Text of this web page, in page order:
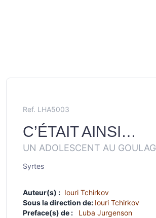
Ref. LHA5003
C’ÉTAIT AINSI…
UN ADOLESCENT AU GOULAG
Syrtes
Auteur(s) : Iouri Tchirkov
Sous la direction de: Iouri Tchirkov
Preface(s) de :
Luba Jurgenson